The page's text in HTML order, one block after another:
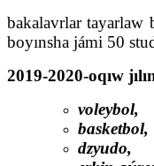
bakalavrlar tayarlaw
boyınsha jámi 50
2019-2020-oqıw
voleybol,
basketbol,
dzyudo,